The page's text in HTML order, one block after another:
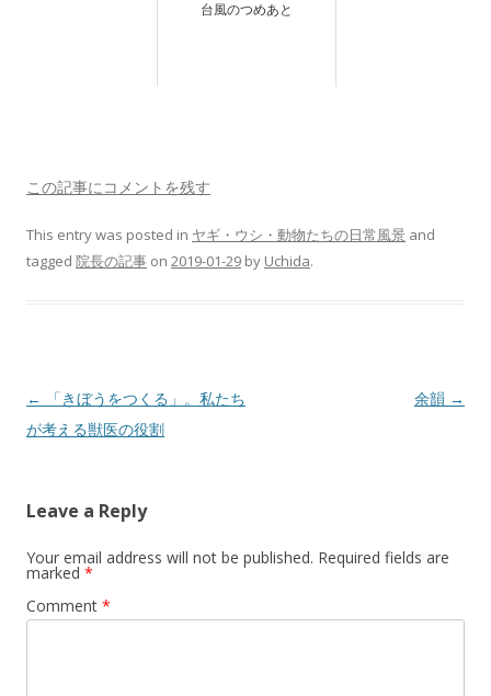
台風のつめあと
この記事にコメントを残す
This entry was posted in ヤギ・ウシ・動物たちの日常風景 and
tagged 院長の記事 on 2019-01-29 by Uchida.
Post
navigation
←
「きぼうをつくる」。私たち
が考える獣医の役割
余韻 →
Leave a Reply
Your email address will not be published. Required fields are
marked *
Comment *